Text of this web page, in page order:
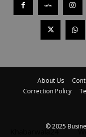
About Us
Correction Policy
© 2025
Khabarwala24